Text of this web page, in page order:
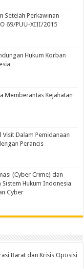
Setelah Perkawinan
69/PUU-XIII/2015
Hukum Korban
Memberantas Kejahatan
Dalam Pemidanaan
Perancis
(Cyber Crime) dan
Hukum Indonesia
Cyber
Barat dan Krisis Oposisi